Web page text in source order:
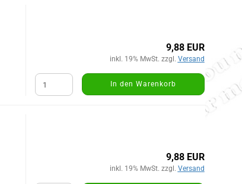
9,88 EUR
inkl. 19% MwSt. zzgl. Versand
In den Warenkorb
9,88 EUR
inkl. 19% MwSt. zzgl. Versand